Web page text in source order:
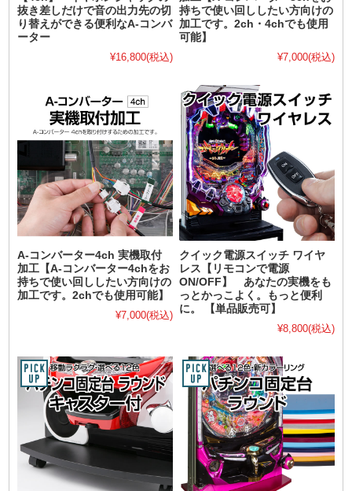
抜き差しだけで音の出力先の切
り替えができる便利なA-コンバ
ーター
¥16,800(税込)
持ちで使い回ししたい方向けの
加工です。2ch・4chでも使用
可能】
¥7,000(税込)
A-コンバーター4ch 実機取付
加工【A-コンバーター4chをお
持ちで使い回ししたい方向けの
加工です。2chでも使用可能】
¥7,000(税込)
クイック電源スイッチ ワイヤ
レス【リモコンで電源
ON/OFF】 あなたの実機をも
っとかっこよく。もっと便利
に。 【単品販売可】
¥8,800(税込)